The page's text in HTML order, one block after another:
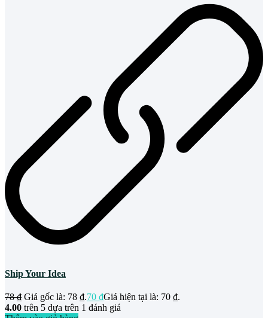
Ship Your Idea
78₫ Giá gốc là: 78 ₫.70 ₫Giá hiện tại là: 70 ₫.
4.00 trên 5 dựa trên 1 đánh giá